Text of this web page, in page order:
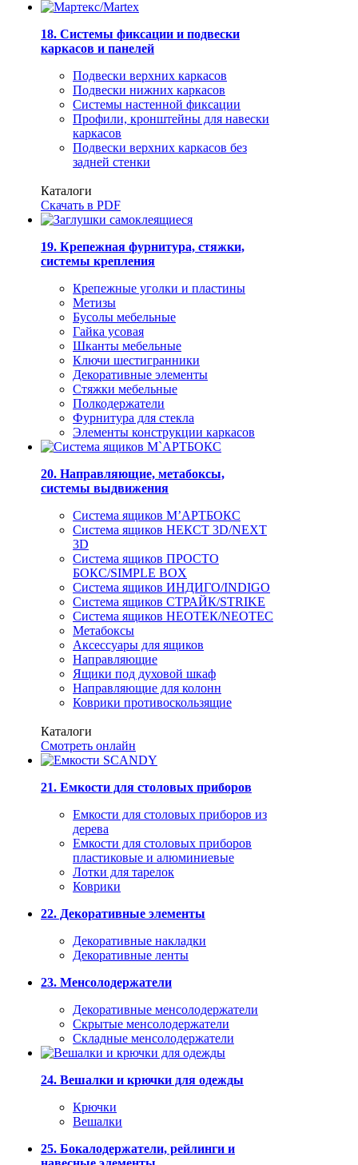
18. Системы фиксации и подвески
каркасов и панелей
Подвески верхних каркасов
Подвески нижних каркасов
Системы настенной фиксации
Профили, кронштейны для навески
каркасов
Подвески верхних каркасов без
задней стенки
Каталоги
Скачать в PDF
19. Крепежная фурнитура, стяжки,
системы крепления
Крепежные уголки и пластины
Метизы
Бусолы мебельные
Гайка усовая
Шканты мебельные
Ключи шестигранники
Декоративные элементы
Стяжки мебельные
Полкодержатели
Фурнитура для стекла
Элементы конструкции каркасов
20. Направляющие, метабоксы,
системы выдвижения
Система ящиков М’АРТБОКС
Система ящиков НЕКСТ 3D/NEXT
3D
Система ящиков ПРОСТО
БОКС/SIMPLE BOX
Система ящиков ИНДИГО/INDIGO
Система ящиков СТРАЙК/STRIKE
Система ящиков НЕОТЕК/NEOTEC
Метабоксы
Аксессуары для ящиков
Направляющие
Ящики под духовой шкаф
Направляющие для колонн
Коврики противоскользящие
Каталоги
Смотреть онлайн
21. Емкости для столовых приборов
Емкости для столовых приборов из
дерева
Емкости для столовых приборов
пластиковые и алюминиевые
Лотки для тарелок
Коврики
22. Декоративные элементы
Декоративные накладки
Декоративные ленты
23. Менсолодержатели
Декоративные менсолодержатели
Скрытые менсолодержатели
Складные менсолодержатели
24. Вешалки и крючки для одежды
Крючки
Вешалки
25. Бокалодержатели, рейлинги и